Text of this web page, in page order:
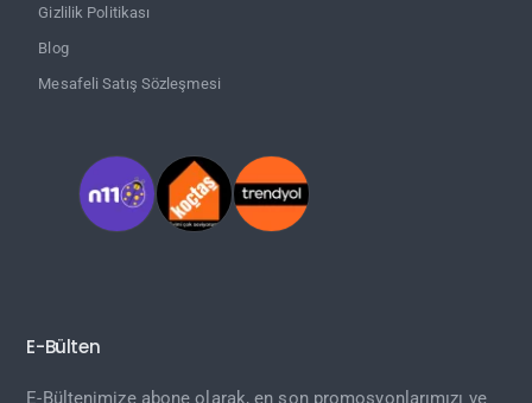
Gizlilik Politikası
Blog
Mesafeli Satış Sözleşmesi
E-Bülten
E-Bültenimize abone olarak, en son promosyonlarımızı ve